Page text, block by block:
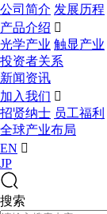
公司简介 发展历程
产品介绍 
光学产业 触显产业
投资者关系
新闻资讯
加入我们 
招贤纳士 员工福利
全球产业布局
EN 
JP
搜索